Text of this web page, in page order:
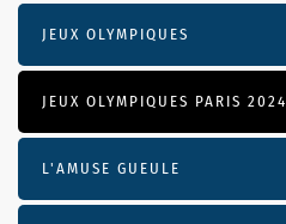
JEUX OLYMPIQUES
JEUX OLYMPIQUES PARIS 2024
L'AMUSE GUEULE